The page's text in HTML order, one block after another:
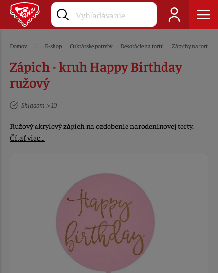
Domov E-shop Cukrárske potreby Dekorácie na tortu Zápichy na tortu
Zápich - kruh Happy Birthday
ružový
Skladom > 10
Ružový akrylový zápich na ozdobenie narodeninovej torty.
Čítať viac…